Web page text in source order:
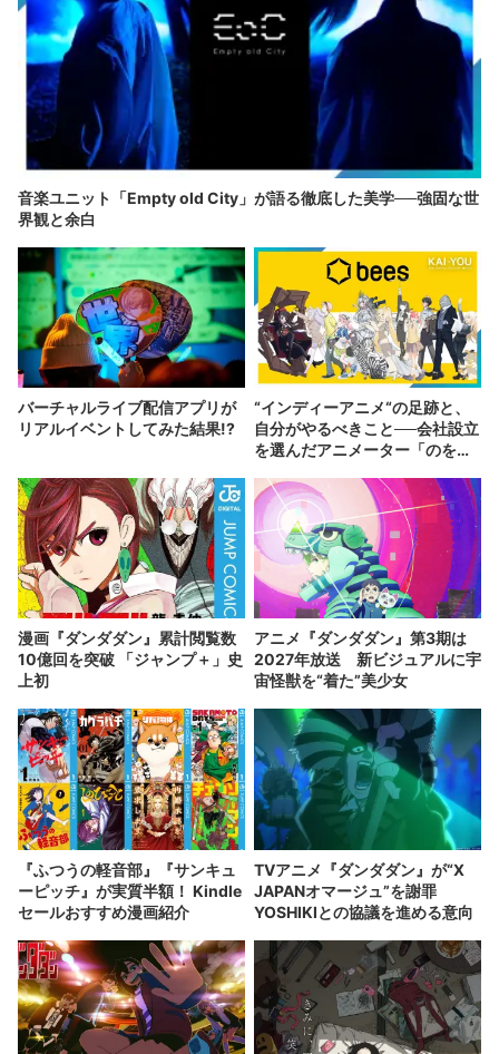
音楽ユニット「Empty old City」が語る徹底した美学──強固な世
界観と余白
バーチャルライブ配信アプリが
リアルイベントしてみた結果!?
“インディーアニメ“の足跡と、
自分がやるべきこと──会社設立
を選んだアニメーター「のを
漫画『ダンダダン』累計閲覧数
10億回を突破 「ジャンプ＋」史
上初
アニメ『ダンダダン』第3期は
2027年放送 新ビジュアルに宇
宙怪獣を“着た”美少女
『ふつうの軽音部』『サンキュ
ーピッチ』が実質半額！ Kindle
セールおすすめ漫画紹介
TVアニメ『ダンダダン』が“X
JAPANオマージュ”を謝罪
YOSHIKIとの協議を進める意向